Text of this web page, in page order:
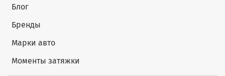
Блог
Бренды
Марки авто
Моменты затяжки